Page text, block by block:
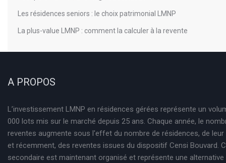
Les résidences seniors : le choix patrimonial LMNP
La plus-value LMNP : comment la calculer à la revente
A PROPOS
L’investissement LMNP en résidences gérées représente un
000 lots mis sur le marché depuis 25 ans. Chaque année, le
reventes augmente sous l'effet du nombre de résidences, de leur
et récemment, des reventes issues du dispositif Censi Bouvard.
secondaire est maintenant organisé et représente une alternative